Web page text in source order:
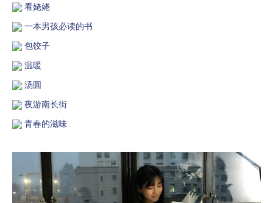
看姥姥
一本男孩必读的书
包饺子
温暖
汤圆
夜游南长街
青春的滋味